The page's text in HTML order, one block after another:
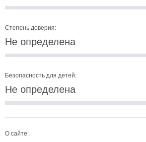
Степень доверия:
Не определена
Безопасность для детей:
Не определена
О сайте: